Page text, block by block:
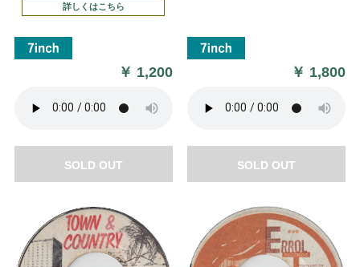
詳しくはこちら
￥ 1,200
SOLD OUT
￥ 1,800
SOLD OUT